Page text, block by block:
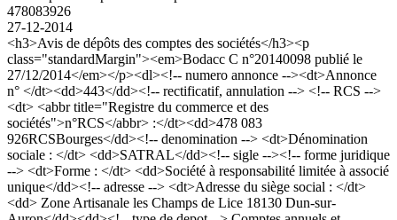
478083926
27-12-2014
<h3>Avis de dépôts des comptes des sociétés</h3><p
class="standardMargin"><em>Bodacc C n°20140098 publié le
27/12/2014</em></p><dl><!-- numero annonce --><dt>Annonce
n° </dt><dd>443</dd><!-- rectificatif, annulation --> <!-- RCS -->
<dt> <abbr title="Registre du commerce et des
sociétés">n°RCS</abbr> :</dt><dd>478 083
926RCSBourges</dd><!-- denomination --> <dt>Dénomination
sociale : </dt> <dd>SATRAL</dd><!-- sigle --><!-- forme juridique
--> <dt>Forme : </dt> <dd>Société à responsabilité limitée à associé
unique</dd><!-- adresse --> <dt>Adresse du siège social : </dt>
<dd> Zone Artisanale les Champs de Lice 18130 Dun-sur-